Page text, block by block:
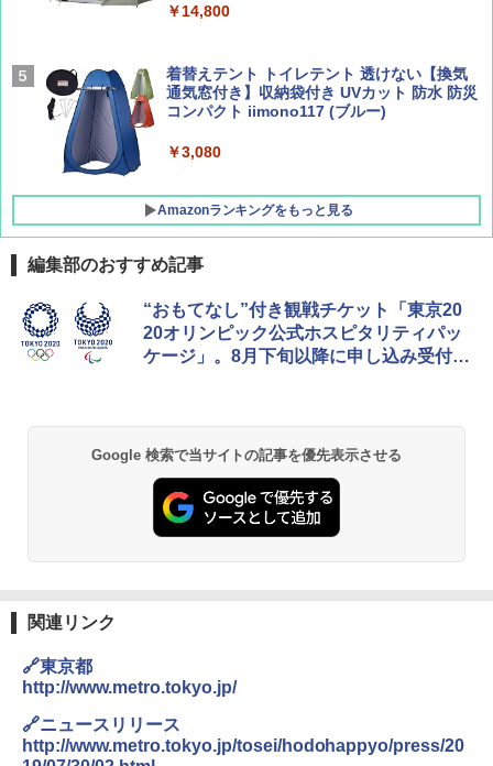
￥1,760
￥9,990
[キャンパーズコレクション 山善] 傘みたいに
広げるだけ パッとサッとテント キューブワ
イド ブラックコーティング フルクローズ メ
ATCW-150B エクルベージュ
￥14,800
着替えテント トイレテント 透けない【換気
通気窓付き】収納袋付き UVカット 防水 防災
コンパクト iimono117 (ブルー)
￥3,080
Amazonランキングをもっと見る
編集部のおすすめ記事
“おもてなし”付き観戦チケット「東京20
20オリンピック公式ホスピタリティパッ
ケージ」。8月下旬以降に申し込み受付開
Google 検索で当サイトの記事を優先表示させる
関連リンク
🔗東京都
http://www.metro.tokyo.jp/
🔗ニュースリリース
http://www.metro.tokyo.jp/tosei/hodohappyo/press/20